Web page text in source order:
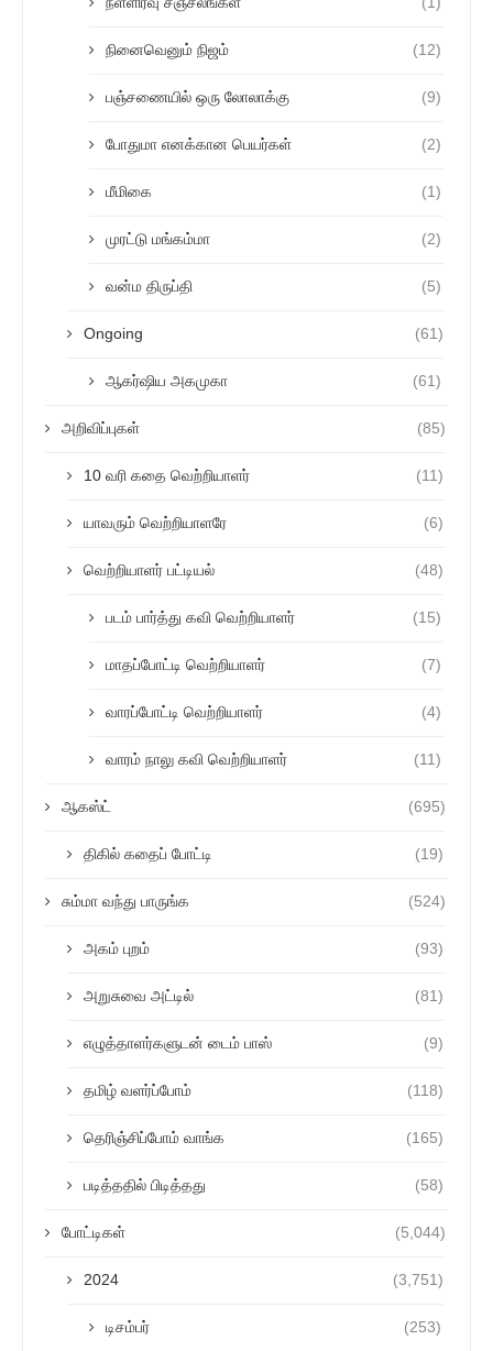
நினைவெனும் நிஜம் (12)
பஞ்சணையில் ஒரு லோலாக்கு (9)
போதுமா எனக்கான பெயர்கள் (2)
மீமிகை (1)
முரட்டு மங்கம்மா (2)
வன்ம திருப்தி (5)
Ongoing (61)
ஆகர்ஷிய அகமுகா (61)
அறிவிப்புகள் (85)
10 வரி கதை வெற்றியாளர் (11)
யாவரும் வெற்றியாளரே (6)
வெற்றியாளர் பட்டியல் (48)
படம் பார்த்து கவி வெற்றியாளர் (15)
மாதப்போட்டி வெற்றியாளர் (7)
வாரப்போட்டி வெற்றியாளர் (4)
வாரம் நாலு கவி வெற்றியாளர் (11)
ஆகஸ்ட் (695)
திகில் கதைப் போட்டி (19)
சும்மா வந்து பாருங்க (524)
அகம் புறம் (93)
அறுசுவை அட்டில் (81)
எழுத்தாளர்களுடன் டைம் பாஸ் (9)
தமிழ் வளர்ப்போம் (118)
தெரிஞ்சிப்போம் வாங்க (165)
படித்ததில் பிடித்தது (58)
போட்டிகள் (5,044)
2024 (3,751)
டிசம்பர் (253)